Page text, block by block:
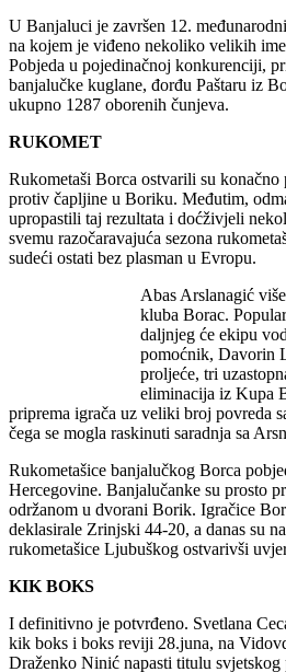
U Banjaluci je završen 12.
na kojem je viđeno nekoliko velikih
Pobjeda u pojedinačnoj konkurenciji,
banjalučke kuglane, đorđu Paštaru iz
ukupno 1287 oborenih čunjeva.
RUKOMET
Rukometaši Borca ostvarili su
protiv čapljine u Boriku. Međutim,
upropastili taj rezultata i doćživjeli
svemu razočaravajuća sezona
sudeći ostati bez plasman u Evropu.
Abas Arslanagić
kluba Borac.
daljnjeg će ekipu
pomoćnik, Davorin
proljeće, tri
eliminacija iz Kupa
priprema igrača uz veliki broj povreda
čega se mogla raskinuti saradnja sa
Rukometašice banjalučkog Borca
Hercegovine. Banjalučanke su prosto
održanom u dvorani Borik. Igračice
deklasirale Zrinjski 44-20, a danas su
rukometašice Ljubuškog ostvarivši
KIK BOKS
I definitivno je potvrđeno. Svetlana
kik boks i boks reviji 28.juna, na
Draženko Ninić napasti titulu